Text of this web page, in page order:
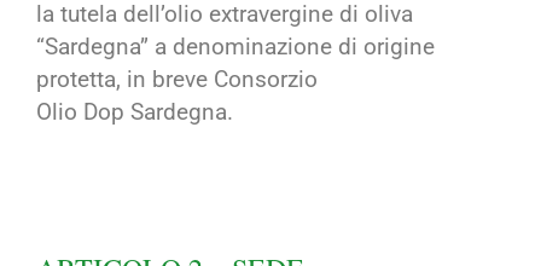
la tutela dell’olio extravergine di oliva
“Sardegna” a denominazione di origine
protetta, in breve Consorzio
Olio Dop Sardegna.